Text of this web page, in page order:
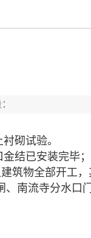
砌试验。
结已安装完毕
筑物全部开工
南流寺分水口门